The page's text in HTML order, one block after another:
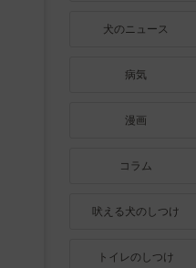
犬のニュース
病気
漫画
コラム
吠える犬のしつけ
トイレのしつけ